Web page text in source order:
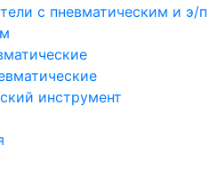
с пневматическим и э/п
инструмент